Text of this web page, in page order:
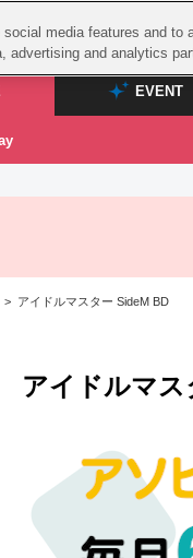
EVENT
TOP
rayスサノオマジック
ドラゴンボール
アイドルマスター SideM BD
アイドルマ
media features and to
advertising and analytics